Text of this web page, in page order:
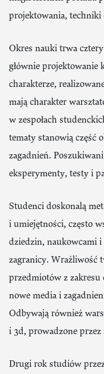
projektowania, techniki
Okres nauki trwa
głównie projektowanie
charakterze,
mają charakter
w zespołach
tematy stanowią część
zagadnień.
eksperymenty, testy i
Studenci doskonalą
i umiejętności, często
dziedzin, naukowcami
zagranicy. Wrażliwość
przedmiotów z zakresu
nowe media i
Odbywają również
i 3d, prowadzone przez
Drugi rok studiów